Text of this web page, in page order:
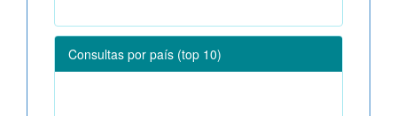
Consultas por país (top 10)